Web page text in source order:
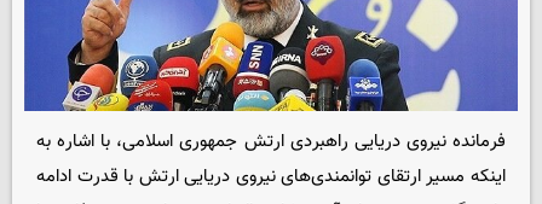
فرمانده نیروی دریایی راهبردی ارتش جمهوری اسلامی، با اشاره به
اینکه مسیر ارتقای توانمندی‌های نیروی دریایی ارتش با قدرت ادامه